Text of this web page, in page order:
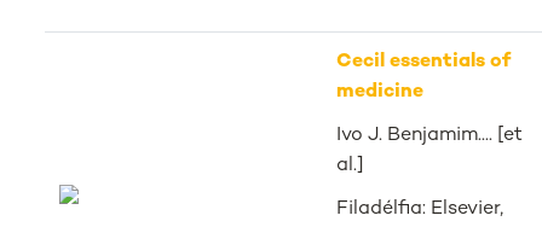
Cecil essentials of
medicine
Ivo J. Benjamim.... [et
al.]
Filadélfia: Elsevier,